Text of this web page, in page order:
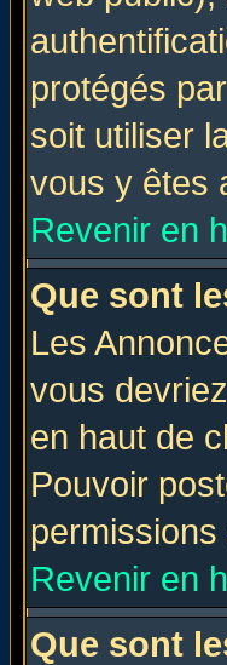
protégés
soit utiliser
vous y êtes
Revenir en
Que sont
Les
vous
en haut de
Pouvoir
Revenir en
Que sont